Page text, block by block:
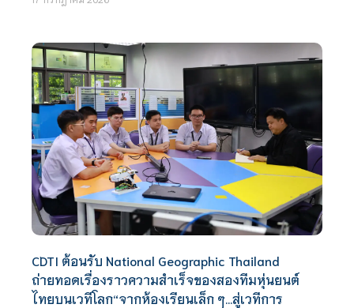
CDTI ต้อนรับ National Geographic Thailand
ถ่ายทอดเรื่องราวความสำเร็จของสองทีมหุ่นยนต์
ไทยบนเวทีโลก“จากห้องเรียนเล็ก ๆ…สู่เวทีการ